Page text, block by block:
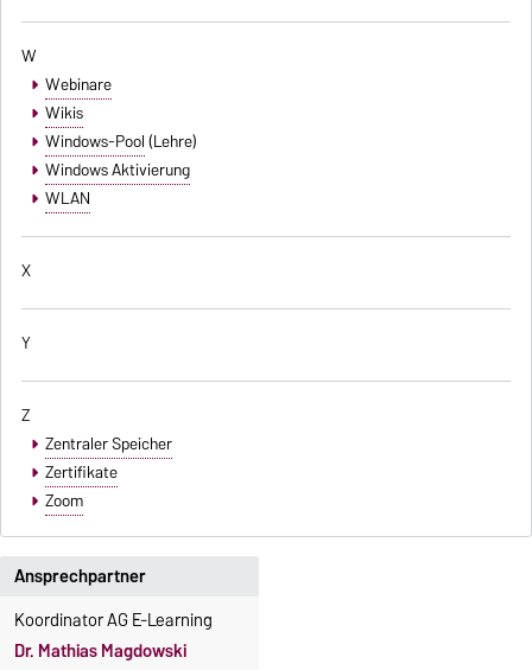
W
Webinare
Wikis
Windows-Pool(Lehre)
Windows Aktivierung
WLAN
X
Y
Z
Zentraler Speicher
Zertifikate
Zoom
Ansprechpartner
Koordinator AG E-Learning
Dr. Mathias Magdowski